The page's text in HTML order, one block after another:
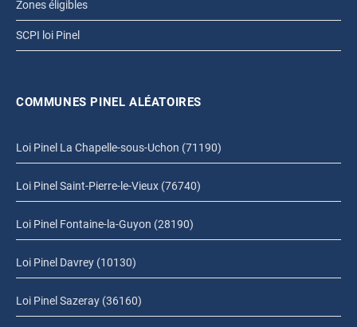
Zones éligibles
SCPI loi Pinel
COMMUNES PINEL ALÉATOIRES
Loi Pinel La Chapelle-sous-Uchon (71190)
Loi Pinel Saint-Pierre-le-Vieux (76740)
Loi Pinel Fontaine-la-Guyon (28190)
Loi Pinel Davrey (10130)
Loi Pinel Sazeray (36160)